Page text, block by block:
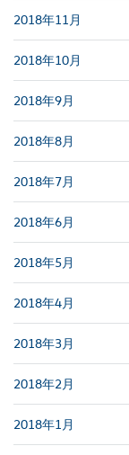
2018年11月
2018年10月
2018年9月
2018年8月
2018年7月
2018年6月
2018年5月
2018年4月
2018年3月
2018年2月
2018年1月